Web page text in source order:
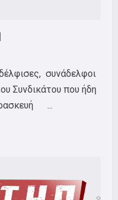
συνάδελφοι
Συνδικάτου που ήδη
...